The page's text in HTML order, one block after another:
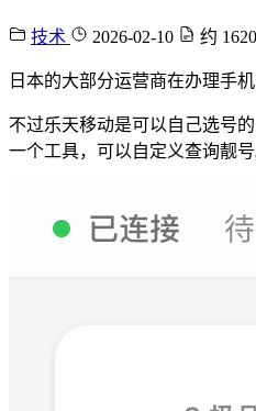
技术 2026-02-10 约
日本的大部分运营商在办理手
不过乐天移动是可以自己选号
一个工具，可以自定义查询靓号